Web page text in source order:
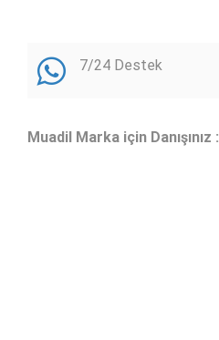
7/24 Destek
Muadil Marka için Danışınız :